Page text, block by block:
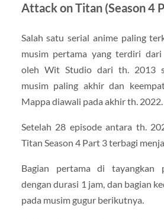
Attack on Titan (Season 4
Salah satu serial anime paling
musim pertama yang terdiri
oleh Wit Studio dari th. 2013
musim paling akhir dan
Mappa diawali pada akhir th. 2022.
Setelah 28 episode antara th.
Titan Season 4 Part 3 terbagi
Bagian pertama di tayangkan
dengan durasi 1 jam, dan bagian
pada musim gugur berikutnya.